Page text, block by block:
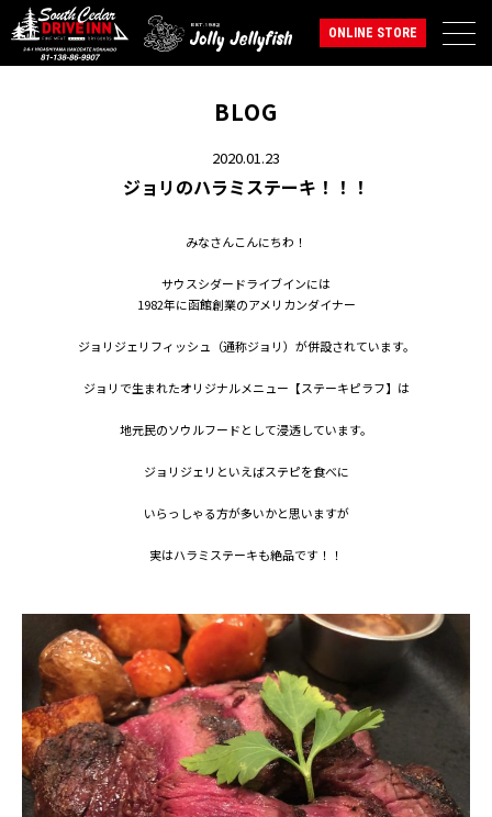
ONLINE STORE
BLOG
2020.01.23
ジョリのハラミステーキ！！！
みなさんこんにちわ！
サウスシダードライブインには
1982年に函館創業のアメリカンダイナー
ジョリジェリフィッシュ（通称ジョリ）が併設されています。
ジョリで生まれたオリジナルメニュー【ステーキピラフ】は
地元民のソウルフードとして浸透しています。
ジョリジェリといえばステピを食べに
いらっしゃる方が多いかと思いますが
実はハラミステーキも絶品です！！